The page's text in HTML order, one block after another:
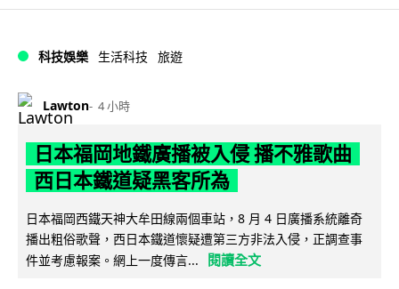
科技娛樂 生活科技 旅遊
Lawton 4 小時
日本福岡地鐵廣播被入侵 播不雅歌曲
西日本鐵道疑黑客所為
日本福岡西鐵天神大牟田線兩個車站，8 月 4 日廣播系統離奇
播出粗俗歌聲，西日本鐵道懷疑遭第三方非法入侵，正調查事
件並考慮報案。網上一度傳言...
閱讀全文